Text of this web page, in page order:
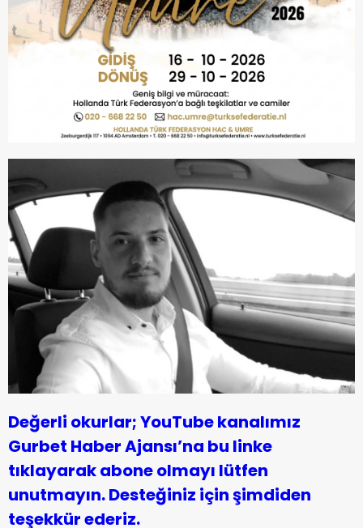
Değerli okurlar; YouTube kanalımız
Gurbet Haber Ajansı’na bu linke
tıklayarak abone olmayı lütfen
unutmayın. Desteğiniz için şimdiden
teşekkür ederiz.